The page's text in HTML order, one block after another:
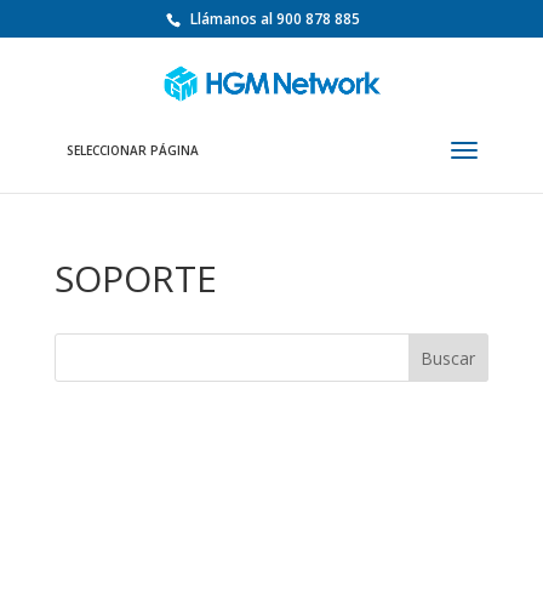
Llámanos al 900 878 885
SELECCIONAR PÁGINA
SOPORTE